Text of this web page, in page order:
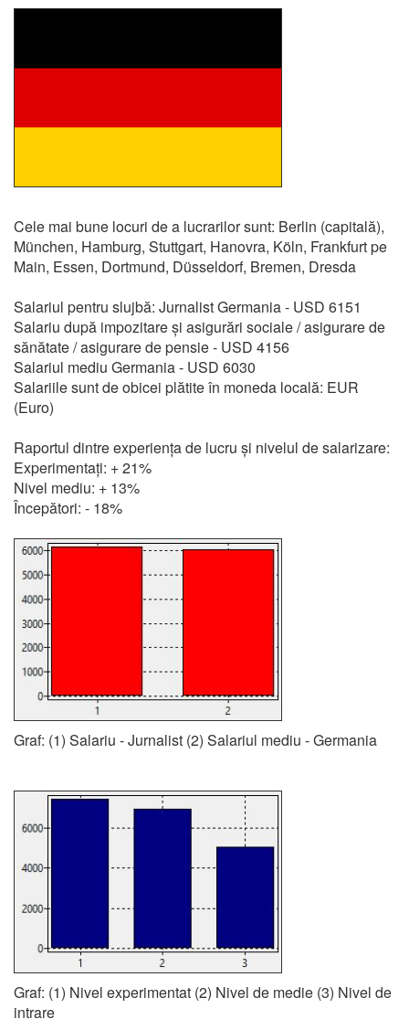
Cele mai bune locuri de a lucrarilor sunt: Berlin (capitală),
München, Hamburg, Stuttgart, Hanovra, Köln, Frankfurt pe
Main, Essen, Dortmund, Düsseldorf, Bremen, Dresda
Salariul pentru slujbă: Jurnalist Germania - USD 6151
Salariu după impozitare și asigurări sociale / asigurare de
sănătate / asigurare de pensie - USD 4156
Salariul mediu Germania - USD 6030
Salariile sunt de obicei plătite în moneda locală: EUR
(Euro)
Raportul dintre experiența de lucru și nivelul de salarizare:
Experimentați: + 21%
Nivel mediu: + 13%
Începători: - 18%
Graf: (1) Salariu - Jurnalist (2) Salariul mediu - Germania
Graf: (1) Nivel experimentat (2) Nivel de medie (3) Nivel de
intrare